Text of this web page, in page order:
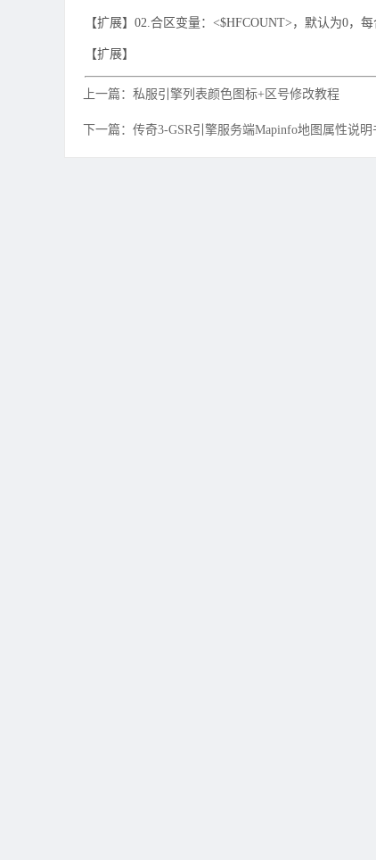
【扩展】02.合区变量：<$HFCOUNT>，默认为0，
【扩展】
上一篇：私服引擎列表颜色图标+区号修改教程
下一篇：传奇3-GSR引擎服务端Mapinfo地图属性说明